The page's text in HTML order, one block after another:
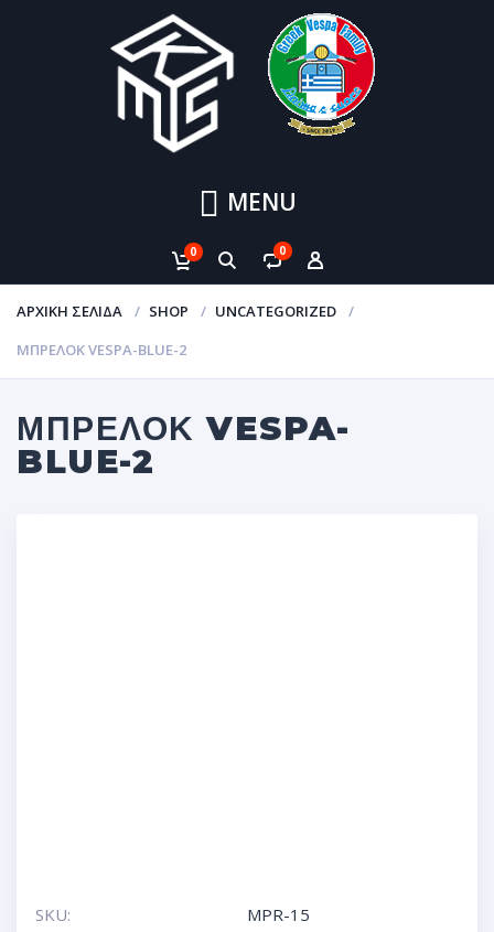
MENU
0 0
ΑΡΧΙΚΉ ΣΕΛΊΔΑ SHOP
UNCATEGORIZED
ΜΠΡΕΛΟΚ VESPA-BLUE-2
ΜΠΡΕΛΟΚ VESPA-
BLUE-2
SKU:
MPR-15